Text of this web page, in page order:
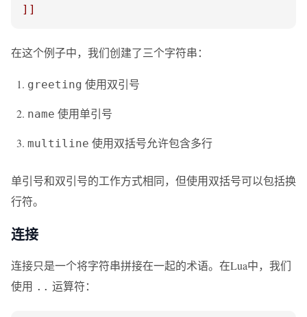
]]
在这个例子中，我们创建了三个字符串：
greeting 使用双引号
name 使用单引号
multiline 使用双括号允许包含多行
单引号和双引号的工作方式相同，但使用双括号可以包括换
行符。
连接
连接只是一个将字符串拼接在一起的术语。在Lua中，我们
使用 .. 运算符：